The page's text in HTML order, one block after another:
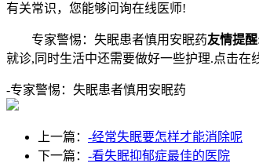
有关常识，您能够问询在线医师!
专家警惕：失眠患者慎用安眠药友情提醒
就诊,同时生活中还需要做好一些护理.点击在
-专家警惕：失眠患者慎用安眠药
上一篇： -经常失眠要怎样才能消除呢
下一篇： -看失眠抑郁症最佳的医院